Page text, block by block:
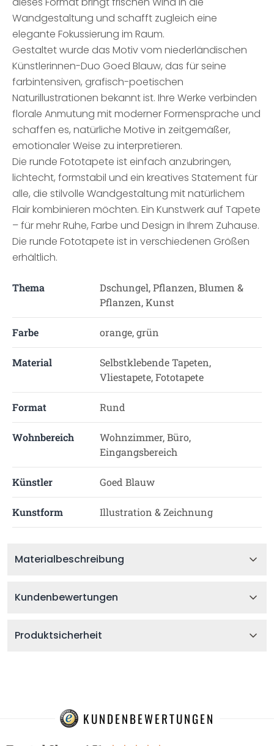
Wandgestaltung und schafft zugleich eine
elegante Fokussierung im Raum.
Gestaltet wurde das Motiv vom niederländischen
Künstlerinnen-Duo Goed Blauw, das für seine
farbintensiven, grafisch-poetischen
Naturillustrationen bekannt ist. Ihre Werke verbinden
florale Anmutung mit moderner Formensprache und
schaffen es, natürliche Motive in zeitgemäßer,
emotionaler Weise zu interpretieren.
Die runde Fototapete ist einfach anzubringen,
lichtecht, formstabil und ein kreatives Statement für
alle, die stilvolle Wandgestaltung mit natürlichem
Flair kombinieren möchten. Ein Kunstwerk auf Tapete
– für mehr Ruhe, Farbe und Design in Ihrem Zuhause.
Die runde Fototapete ist in verschiedenen Größen
erhältlich.
Thema
Dschungel, Pflanzen, Blumen &
Pflanzen, Kunst
Farbe orange, grün
Material
Selbstklebende Tapeten,
Vliestapete, Fototapete
Format Rund
Wohnbereich
Wohnzimmer, Büro,
Eingangsbereich
Künstler Goed Blauw
Kunstform Illustration & Zeichnung
Materialbeschreibung
Kundenbewertungen
Produktsicherheit
KUNDENBEWERTUNGEN